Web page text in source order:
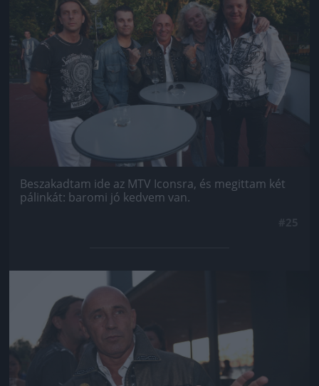
Beszakadtam ide az MTV Iconsra, és megittam két
pálinkát: baromi jó kedvem van.
Jön még kép!